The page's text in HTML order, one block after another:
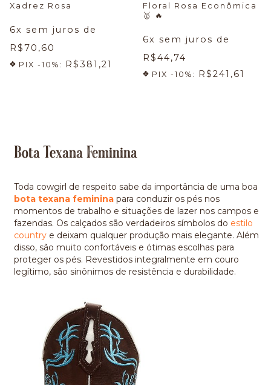
Xadrez Rosa
6x sem juros de
R$70,60
PIX -10%: R$381,21
Floral Rosa Econômica
🥇 🔥
6x sem juros de
R$44,74
PIX -10%: R$241,61
Bota Texana Feminina
Toda cowgirl de respeito sabe da importância de uma boa
bota texana feminina para conduzir os pés nos
momentos de trabalho e situações de lazer nos campos e
fazendas. Os calçados são verdadeiros símbolos do estilo
country e deixam qualquer produção mais elegante. Além
disso, são muito confortáveis e ótimas escolhas para
proteger os pés. Revestidos integralmente em couro
legítimo, são sinônimos de resistência e durabilidade.